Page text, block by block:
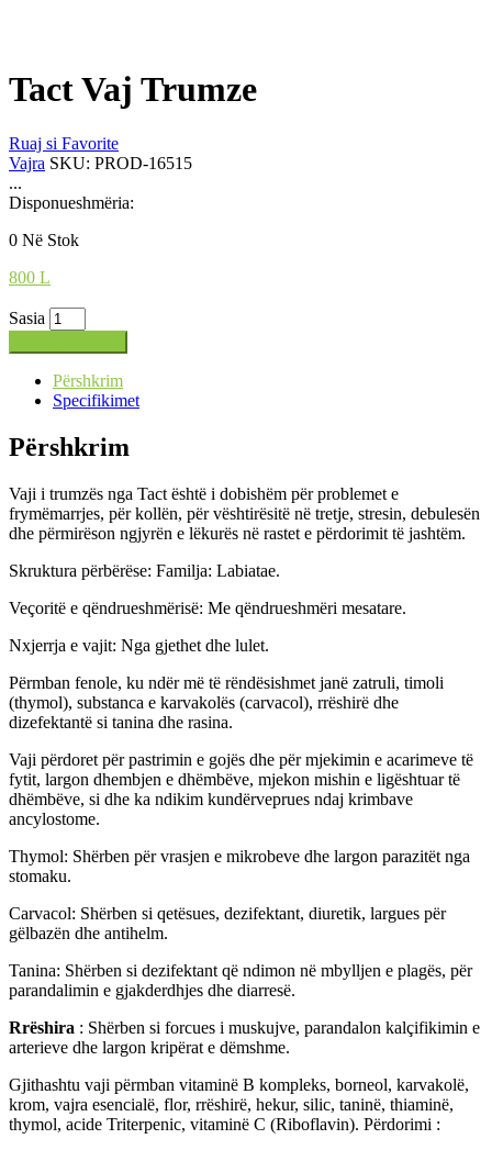
Tact Vaj Trumze
Ruaj si Favorite
Vajra SKU: PROD-16515
...
Disponueshmëria:
0 Në Stok
800 L
Sasia
Përshkrim
Specifikimet
Përshkrim
Vaji i trumzës nga Tact është i dobishëm për problemet e
frymëmarrjes, për kollën, për vështirësitë në tretje, stresin, debulesën
dhe përmirëson ngjyrën e lëkurës në rastet e përdorimit të jashtëm.
Skruktura përbërëse: Familja: Labiatae.
Veçoritë e qëndrueshmërisë: Me qëndrueshmëri mesatare.
Nxjerrja e vajit: Nga gjethet dhe lulet.
Përmban fenole, ku ndër më të rëndësishmet janë zatruli, timoli
(thymol), substanca e karvakolës (carvacol), rrëshirë dhe
dizefektantë si tanina dhe rasina.
Vaji përdoret për pastrimin e gojës dhe për mjekimin e acarimeve të
fytit, largon dhembjen e dhëmbëve, mjekon mishin e ligështuar të
dhëmbëve, si dhe ka ndikim kundërveprues ndaj krimbave
ancylostome.
Thymol: Shërben për vrasjen e mikrobeve dhe largon parazitët nga
stomaku.
Carvacol: Shërben si qetësues, dezifektant, diuretik, largues për
gëlbazën dhe antihelm.
Tanina: Shërben si dezifektant që ndimon në mbylljen e plagës, për
parandalimin e gjakderdhjes dhe diarresë.
Rrëshira : Shërben si forcues i muskujve, parandalon kalçifikimin e
arterieve dhe largon kripërat e dëmshme.
Gjithashtu vaji përmban vitaminë B kompleks, borneol, karvakolë,
krom, vajra esencialë, flor, rrëshirë, hekur, silic, taninë, thiaminë,
thymol, acide Triterpenic, vitaminë C (Riboflavin). Përdorimi :